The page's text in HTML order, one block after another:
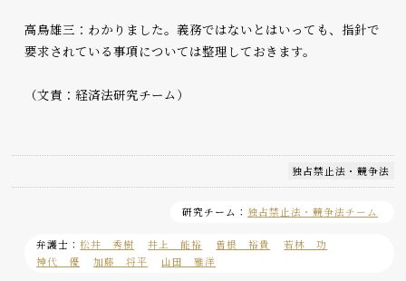
高鳥雄三：わかりました。義務ではないとはいっても、指針で
要求されている事項については整理しておきます。
（文責：経済法研究チーム）
独占禁止法・競争法
研究チーム： 独占禁止法・競争法チーム
弁護士：松井 秀樹 井上 能裕 曽根 裕貴
若林 功
神代 優
加藤 将平 山田 雅洋